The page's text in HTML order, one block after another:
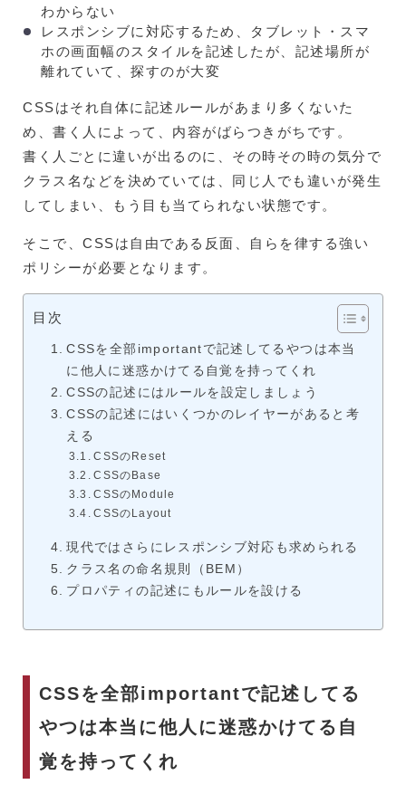
わからない
レスポンシブに対応するため、タブレット・スマ
ホの画面幅のスタイルを記述したが、記述場所が
離れていて、探すのが大変
CSSはそれ自体に記述ルールがあまり多くないた
め、書く人によって、内容がばらつきがちです。
書く人ごとに違いが出るのに、その時その時の気分で
クラス名などを決めていては、同じ人でも違いが発生
してしまい、もう目も当てられない状態です。
そこで、CSSは自由である反面、自らを律する強い
ポリシーが必要となります。
目次
CSSを全部importantで記述してるやつは本当
に他人に迷惑かけてる自覚を持ってくれ
CSSの記述にはルールを設定しましょう
CSSの記述にはいくつかのレイヤーがあると考
える
CSSのReset
CSSのBase
CSSのModule
CSSのLayout
現代ではさらにレスポンシブ対応も求められる
クラス名の命名規則（BEM）
プロパティの記述にもルールを設ける
CSSを全部importantで記述してる
やつは本当に他人に迷惑かけてる自
覚を持ってくれ